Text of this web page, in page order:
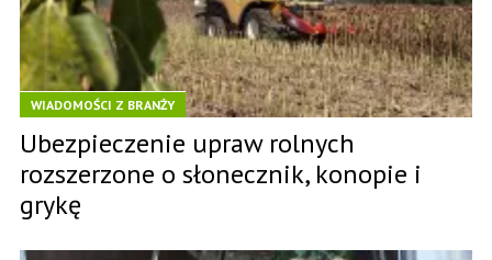
WIADOMOŚCI Z BRANŻY
Ubezpieczenie upraw rolnych
rozszerzone o słonecznik, konopie i
grykę